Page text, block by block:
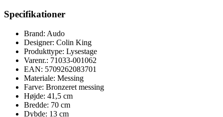
Specifikationer
Brand: Audo
Designer: Colin King
Produkttype: Lysestage
Varenr.: 71033-001062
EAN: 5709262083701
Materiale: Messing
Farve: Bronzeret messing
Højde: 41,5 cm
Bredde: 70 cm
Dybde: 13 cm